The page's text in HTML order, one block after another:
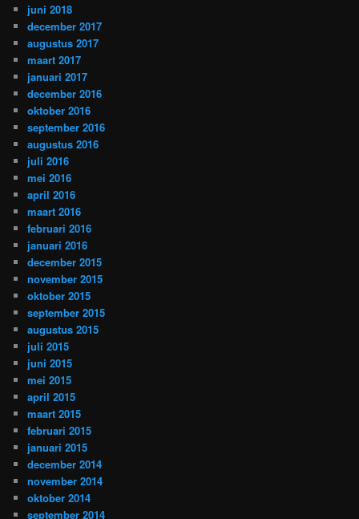
juni 2018
december 2017
augustus 2017
maart 2017
januari 2017
december 2016
oktober 2016
september 2016
augustus 2016
juli 2016
mei 2016
april 2016
maart 2016
februari 2016
januari 2016
december 2015
november 2015
oktober 2015
september 2015
augustus 2015
juli 2015
juni 2015
mei 2015
april 2015
maart 2015
februari 2015
januari 2015
december 2014
november 2014
oktober 2014
september 2014